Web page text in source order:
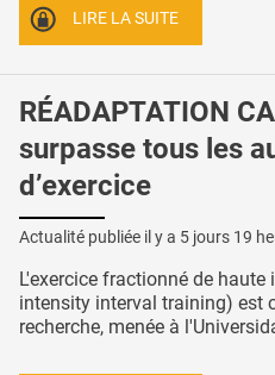
LIRE LA SUITE
RÉADAPTATION
surpasse tous les
d’exercice
Actualité publiée il y a 5 jours 19
L'exercice fractionné de haute
intensity interval training) est
recherche, menée à